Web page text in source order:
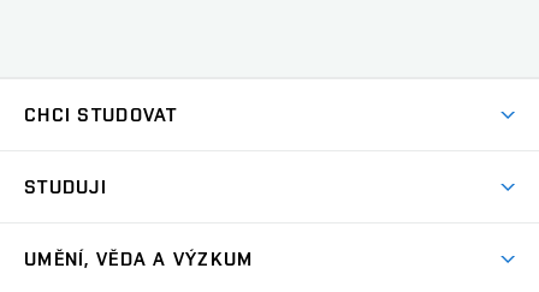
CHCI STUDOVAT
Přijímačky
STUDUJI
UMĚNÍ, VĚDA A VÝZKUM